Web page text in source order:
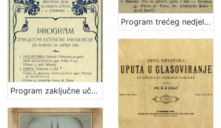
Program trećeg nedjeljnog glasbenog jour-fix-a : saisone 1893/4 : dne 26. studenoga 1893. / Hrv. pjevačko družtvo "Kolo" u Zagrebu
Program zaključne učeničke produkcije za subotu 22. lipnja 1901. / Hrvatski zem. glazbeni zavod